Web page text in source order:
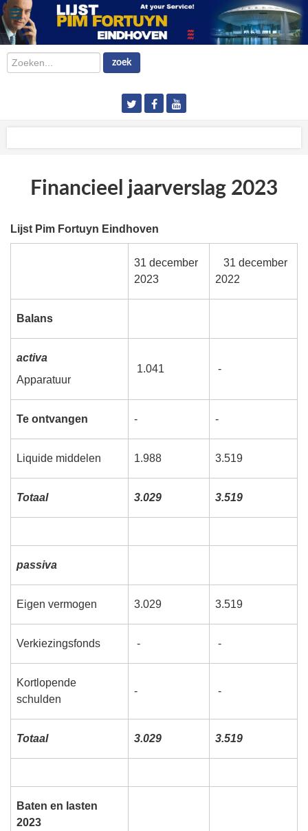
Zoeken... zoek
Financieel jaarverslag 2023
Lijst Pim Fortuyn Eindhoven
31 december
2023
31 december
2022
Balans
activa
Apparatuur
1.041 -
Te ontvangen - -
Liquide middelen 1.988 3.519
Totaal 3.029 3.519
passiva
Eigen vermogen 3.029 3.519
Verkiezingsfonds - -
Kortlopende
schulden
- -
Totaal 3.029 3.519
Baten en lasten
2023